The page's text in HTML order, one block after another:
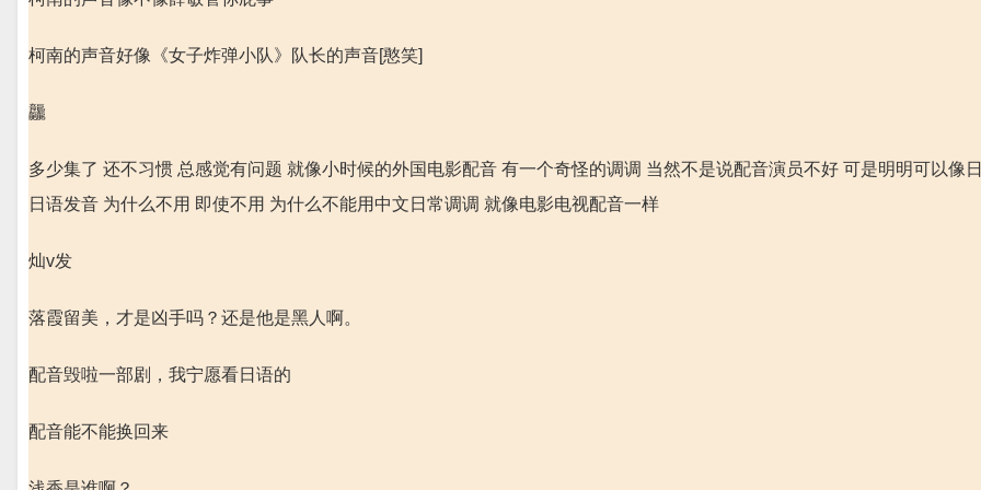
柯南的声音好像《女子炸弹小队》队长的声音[憨笑]
龘
多少集了 还不习惯 总感觉有问题 就像小时候的外国电影配音 有一个奇怪的调调 当然不是说配音演员不好 可是明明可以像
日语发音 为什么不用 即使不用 为什么不能用中文日常调调 就像电影电视配音一样
灿v发
落霞留美，才是凶手吗？还是他是黑人啊。
配音毁啦一部剧，我宁愿看日语的
配音能不能换回来